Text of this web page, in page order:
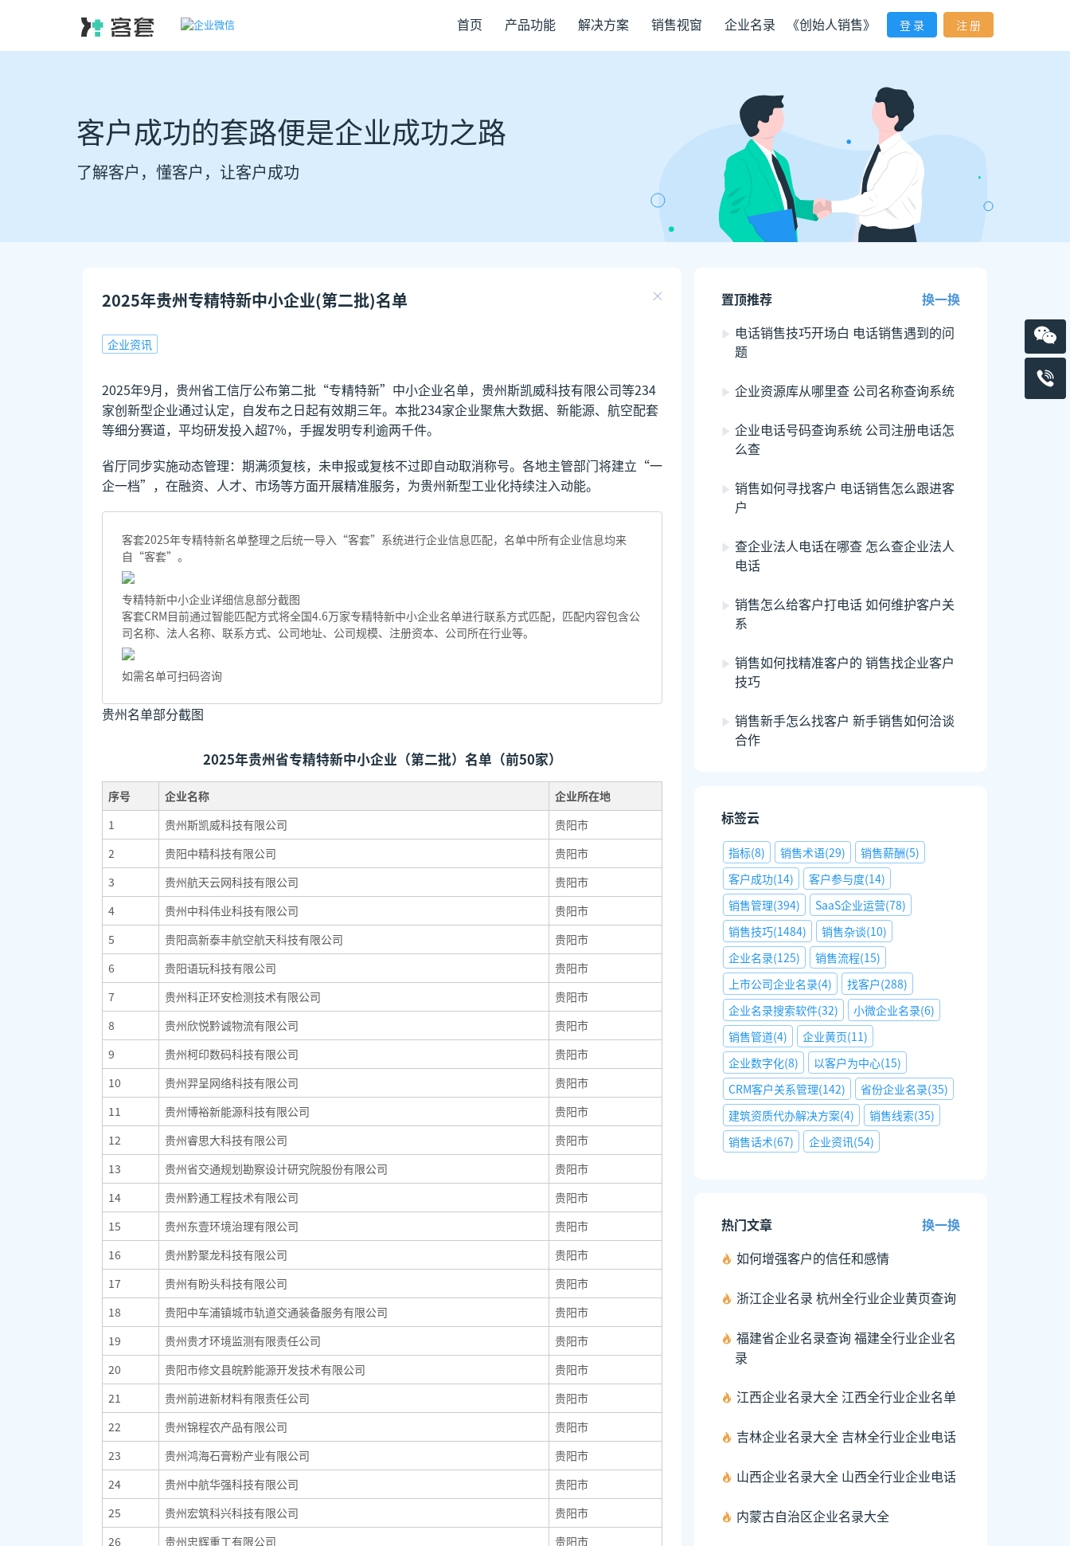
首页 产品功能 解决方案 销售视窗 企业名录 《创始人销售》 登 录 注 册
客户成功的套路便是企业成功之路
了解客户，懂客户，让客户成功
2025年贵州专精特新中小企业(第二批)名单
企业资讯
2025年9月，贵州省工信厅公布第二批“专精特新”中小企业名单，贵州斯凯威科技有限公司等234
家创新型企业通过认定，自发布之日起有效期三年。本批234家企业聚焦大数据、新能源、航空配套
等细分赛道，平均研发投入超7%，手握发明专利逾两千件。
省厅同步实施动态管理：期满须复核，未申报或复核不过即自动取消称号。各地主管部门将建立“一
企一档”，在融资、人才、市场等方面开展精准服务，为贵州新型工业化持续注入动能。
客套2025年专精特新名单整理之后统一导入“客套”系统进行企业信息匹配，名单中所有企业信息均来
自“客套”。
专精特新中小企业详细信息部分截图
客套CRM目前通过智能匹配方式将全国4.6万家专精特新中小企业名单进行联系方式匹配，匹配内容包含公
司名称、法人名称、联系方式、公司地址、公司规模、注册资本、公司所在行业等。
如需名单可扫码咨询
贵州名单部分截图
2025年贵州省专精特新中小企业（第二批）名单（前50家）
序号 企业名称
企业所在地
1
贵州斯凯威科技有限公司
贵阳市
2
贵阳中精科技有限公司
贵阳市
3
贵州航天云网科技有限公司
贵阳市
4
贵州中科伟业科技有限公司
贵阳市
5
贵阳高新泰丰航空航天科技有限公司
贵阳市
6
贵阳语玩科技有限公司
贵阳市
7
贵州科正环安检测技术有限公司
贵阳市
8
贵州欣悦黔诚物流有限公司
贵阳市
9
贵州柯印数码科技有限公司
贵阳市
10
贵州羿呈网络科技有限公司
贵阳市
11
贵州博裕新能源科技有限公司
贵阳市
12
贵州睿思大科技有限公司
贵阳市
13
贵州省交通规划勘察设计研究院股份有限公司
贵阳市
14
贵州黔通工程技术有限公司
贵阳市
15
贵州东壹环境治理有限公司
贵阳市
16
贵州黔聚龙科技有限公司
贵阳市
17
贵州有盼头科技有限公司
贵阳市
18
贵阳中车浦镇城市轨道交通装备服务有限公司
贵阳市
19
贵州贵才环境监测有限责任公司
贵阳市
20
贵阳市修文县皖黔能源开发技术有限公司
贵阳市
21
贵州前进新材料有限责任公司
贵阳市
22
贵州锦程农产品有限公司
贵阳市
23
贵州鸿海石膏粉产业有限公司
贵阳市
24
贵州中航华强科技有限公司
贵阳市
25
贵州宏筑科兴科技有限公司
贵阳市
26
贵州忠辉重工有限公司
贵阳市
置顶推荐
换一换
电话销售技巧开场白 电话销售遇到的问
题
企业资源库从哪里查 公司名称查询系统
企业电话号码查询系统 公司注册电话怎
么查
销售如何寻找客户 电话销售怎么跟进客
户
查企业法人电话在哪查 怎么查企业法人
电话
销售怎么给客户打电话 如何维护客户关
系
销售如何找精准客户的 销售找企业客户
技巧
销售新手怎么找客户 新手销售如何洽谈
合作
标签云
指标(8) 销售术语(29) 销售薪酬(5)
客户成功(14) 客户参与度(14)
销售管理(394) SaaS企业运营(78)
销售技巧(1484) 销售杂谈(10)
企业名录(125) 销售流程(15)
上市公司企业名录(4) 找客户(288)
企业名录搜索软件(32) 小微企业名录(6)
销售管道(4) 企业黄页(11)
企业数字化(8) 以客户为中心(15)
CRM客户关系管理(142) 省份企业名录(35)
建筑资质代办解决方案(4) 销售线索(35)
销售话术(67) 企业资讯(54)
热门文章
换一换
如何增强客户的信任和感情
浙江企业名录 杭州全行业企业黄页查询
福建省企业名录查询 福建全行业企业名
录
江西企业名录大全 江西全行业企业名单
吉林企业名录大全 吉林全行业企业电话
山西企业名录大全 山西全行业企业电话
内蒙古自治区企业名录大全